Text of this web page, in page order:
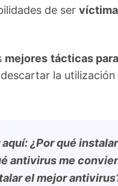
de ser
mejores tácticas
la
¿Por qué
antivirus me
el mejor